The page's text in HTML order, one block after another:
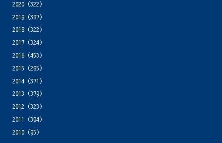
2020(322)
2019(387)
2018(322)
2017(324)
2016(453)
2015 (285)
2014(371)
2013 (379)
2012 (323)
2011
(304)
2010(95)